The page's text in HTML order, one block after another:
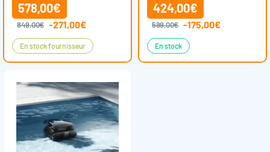
578,00€
849,00€ -271,00€
En stock fournisseur
424,00€
599,00€ -175,00€
En stock